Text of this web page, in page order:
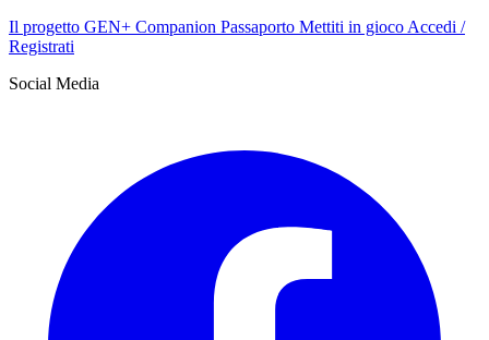
Il progetto GEN+ Companion Passaporto Mettiti in gioco Accedi /
Registrati
Social Media